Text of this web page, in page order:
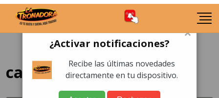
cantante estadounidense
×
¿Activar notificaciones?
Recibe las últimas novedades
directamente en tu dispositivo.